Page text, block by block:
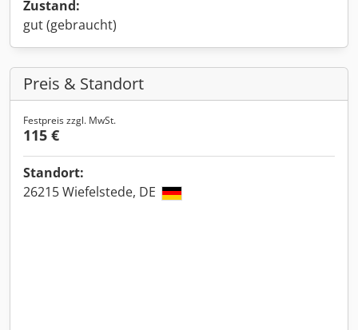
Zustand:
gut (gebraucht)
Preis & Standort
Festpreis zzgl. MwSt.
115 €
Standort:
26215 Wiefelstede, DE